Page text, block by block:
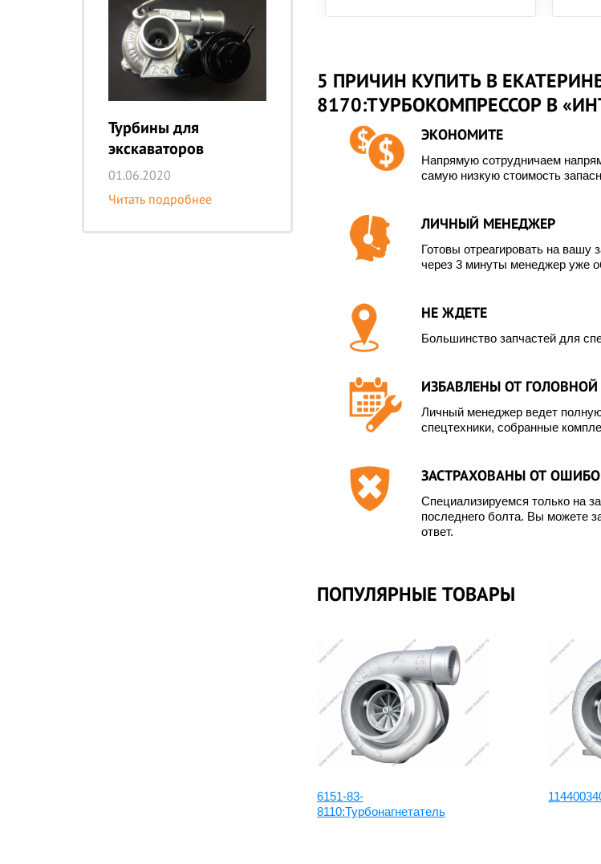
Турбины для
экскаваторов
01.06.2020
Читать подробнее
отгружают вовремя, не
критично.
5 ПРИЧИН КУПИТЬ В
8170:ТУРБОКОМПРЕССОР В
ЭКОНОМИТЕ
Напрямую сотрудничаем
самую низкую стоимость
ЛИЧНЫЙ МЕНЕДЖЕР
Готовы отреагировать на вашу
через 3 минуты менеджер уже
НЕ ЖДЕТЕ
Большинство запчастей для
ИЗБАВЛЕНЫ ОТ
Личный менеджер ведет
спецтехники, собранные
ЗАСТРАХОВАНЫ ОТ
Специализируемся только на
последнего болта. Вы можете
ответ.
ПОПУЛЯРНЫЕ ТОВАРЫ
6151-83-
8110:Турбонагнетатель